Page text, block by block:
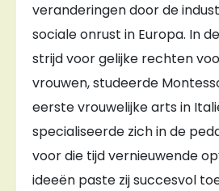
veranderingen door de
sociale onrust in Europa. In
strijd voor gelijke rechten
vrouwen, studeerde
eerste vrouwelijke arts in
specialiseerde zich in de
voor die tijd vernieuwende
ideeën paste zij succesvol